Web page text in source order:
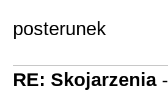
posterunek
RE: Skojarzenia-